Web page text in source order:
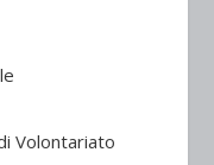
Volontariato